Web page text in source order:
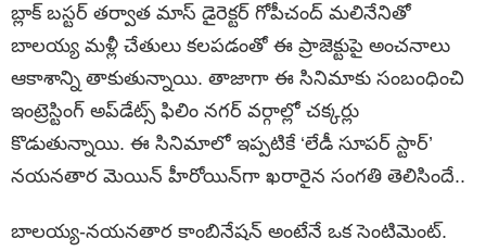
బ్లాక్ బస్టర్ తర్వాత మాస్ డైరెక్టర్ గోపీచంద్ మలినేనితో
బాలయ్య మళ్లీ చేతులు కలపడంతో ఈ ప్రాజెక్టుపై అంచనాలు
ఆకాశాన్ని తాకుతున్నాయి. తాజాగా ఈ సినిమాకు సంబంధించి
ఇంట్రెస్టింగ్ అప్‌డేట్స్ ఫిలిం నగర్ వర్గాల్లో చక్కర్లు
కొడుతున్నాయి. ఈ సినిమాలో ఇప్పటికే ‘లేడీ సూపర్ స్టార్’
నయనతార మెయిన్ హీరోయిన్‌గా ఖరారైన సంగతి తెలిసిందే..
బాలయ్య-నయనతార కాంబినేషన్ అంటేనే ఒక సెంటిమెంట్.